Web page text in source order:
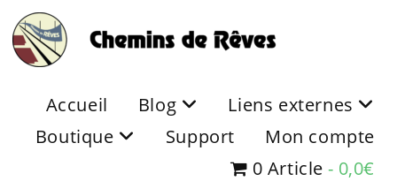
Accueil Blog
Liens externes
Boutique
Support
Mon compte
0 Article
0,0€